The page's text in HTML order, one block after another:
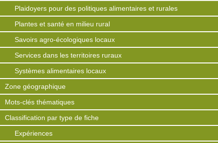
Plaidoyers pour des politiques alimentaires et rurales
Plantes et santé en milieu rural
Savoirs agro-écologiques locaux
Services dans les territoires ruraux
Systèmes alimentaires locaux
Zone géographique
Mots-clés thématiques
Classification par type de fiche
Expériences